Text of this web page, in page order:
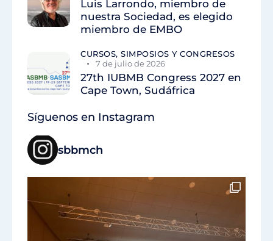
Luis Larrondo, miembro de
nuestra Sociedad, es elegido
miembro de EMBO
CURSOS, SIMPOSIOS Y CONGRESOS
7 de julio de 2026
27th IUBMB Congress 2027 en
Cape Town, Sudáfrica
Síguenos en Instagram
sbbmch